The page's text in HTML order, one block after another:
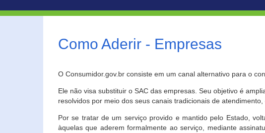
Como Aderir - Empresas
O Consumidor.gov.br consiste em um canal alternativo para o
Ele não visa substituir o SAC das empresas. Seu objetivo é
resolvidos por meio dos seus canais tradicionais de
Por se tratar de um serviço provido e mantido pelo Estado,
àquelas que aderem formalmente ao serviço, mediante